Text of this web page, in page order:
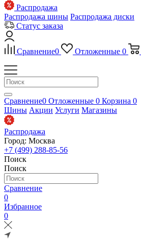
Распродажа
Распродажа шины Распродажа диски
Статус заказа
Сравнение0 Отложенные 0
Сравнение0 Отложенные 0 Корзина 0
Шины Акции Услуги Магазины
Распродажа
Город: Москва
+7 (499) 288-85-56
Поиск
Поиск
Сравнение
0
Избранное
0